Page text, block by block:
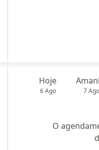
Hoje
6 Ago 7 Ago
O